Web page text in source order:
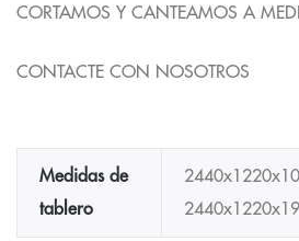
CORTAMOS Y CANTEAMOS A
CONTACTE CON NOSOTROS
Medidas de
tablero
2440x1220x19